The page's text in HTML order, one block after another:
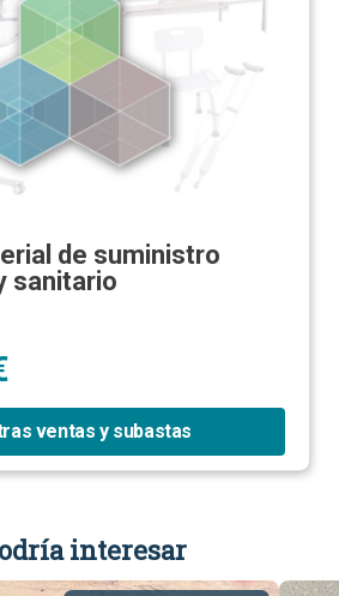
de suministro
sanitario
ventas y subastas
interesar